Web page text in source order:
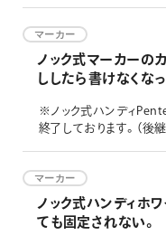
んだり、バック内のペン
めになり、負荷が掛か
で、ご注意ください。
マーカー
ノック式マーカーの
ししたら書けなくなっ
※ノック式ハンディ
終了しております。（後
マーカー
ノック式ハンディホ
ても固定されない。